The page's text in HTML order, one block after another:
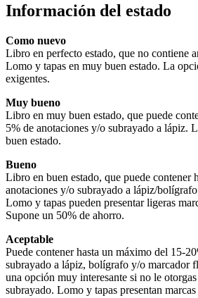
Información del estado
Como nuevo
Libro en perfecto estado, que no contiene
Lomo y tapas en muy buen estado. La
exigentes.
Muy bueno
Libro en muy buen estado, que puede
5% de anotaciones y/o subrayado a lápiz.
buen estado.
Bueno
Libro en buen estado, que puede contener
anotaciones y/o subrayado a lápiz/
Lomo y tapas pueden presentar ligeras
Supone un 50% de ahorro.
Aceptable
Puede contener hasta un máximo del 15-
subrayado a lápiz, bolígrafo y/o marcador
una opción muy interesante si no le
subrayado. Lomo y tapas presentan